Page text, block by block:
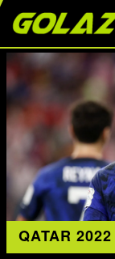
QATAR 2022